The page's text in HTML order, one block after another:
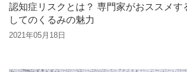
認知症リスクとは？ 専門家がおススメす
してのくるみの魅力
2021年05月18日